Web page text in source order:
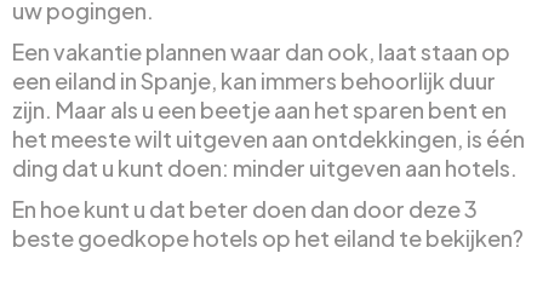
uw pogingen.
Een vakantie plannen waar dan ook, laat staan op
een eiland in Spanje, kan immers behoorlijk duur
zijn. Maar als u een beetje aan het sparen bent en
het meeste wilt uitgeven aan ontdekkingen, is één
ding dat u kunt doen: minder uitgeven aan hotels.
En hoe kunt u dat beter doen dan door deze 3
beste goedkope hotels op het eiland te bekijken?